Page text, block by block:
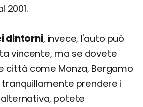
2001.
dintorni, invece, l'auto può
vincente, ma se dovete
città come Monza, Bergamo
prendere i
potete